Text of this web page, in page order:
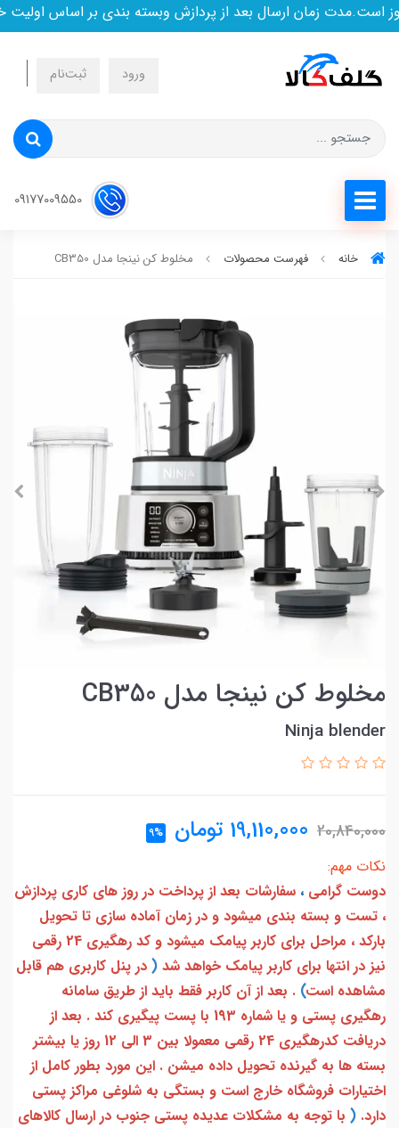
زمان ارسال بعد از پردازش وبسته بندی بر اساس اولیت
ورود ثبت‌نام
خانه فهرست محصولات مخلوط کن نینجا مدل CB350
مخلوط کن نینجا مدل CB350
Ninja blender
20,840,000
19,110,000 تومان 9%
نکات مهم:
دوست گرامی ، سفارشات بعد از پرداخت در روز های کاری پردازش
، تست و بسته بندی میشود و در زمان آماده سازی تا تحویل
بارکد ، مراحل برای کاربر پیامک میشود و کد رهگیری 24 رقمی
نیز در انتها برای کاربر پیامک خواهد شد ( در پنل کاربری هم قابل
مشاهده است) . بعد از آن کاربر فقط باید از طریق سامانه
رهگیری پستی و یا شماره 193 با پست پیگیری کند . بعد از
دریافت کدرهگیری 24 رقمی معمولا بین 3 الی 12 روز یا بیشتر
بسته ها به گیرنده تحویل داده میشن . این مورد بطور کامل از
اختیارات فروشگاه خارج است و بستگی به شلوغی مراکز پستی
دارد. ( با توجه به مشکلات عدیده پستی جنوب در ارسال کالاهای